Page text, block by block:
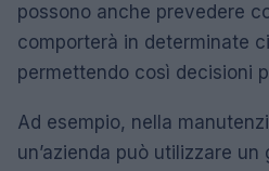
possono anche prevedere
comporterà in determinate
permettendo così decisioni
Ad esempio, nella
un’azienda può utilizzare